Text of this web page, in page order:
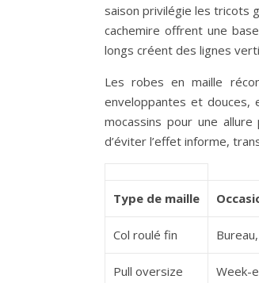
saison privilégie les tricots
cachemire offrent une
longs créent des lignes
Les robes en maille
enveloppantes et douces,
mocassins pour une
d’éviter l’effet informe,
Type de maille
Col roulé fin
Pull oversize Week-